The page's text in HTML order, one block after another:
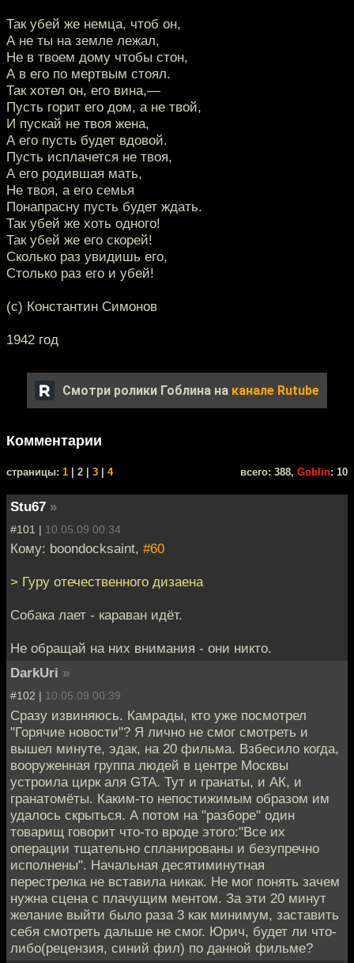
Так убей же немца, чтоб он,
А не ты на земле лежал,
Не в твоем дому чтобы стон,
А в его по мертвым стоял.
Так хотел он, его вина,—
Пусть горит его дом, а не твой,
И пускай не твоя жена,
А его пусть будет вдовой.
Пусть исплачется не твоя,
А его родившая мать,
Не твоя, а его семья
Понапрасну пусть будет ждать.
Так убей же хоть одного!
Так убей же его скорей!
Сколько раз увидишь его,
Столько раз его и убей!
(с) Константин Симонов
1942 год
Смотри ролики Гоблина на канале Rutube
Комментарии
cтраницы: 1 | 2 | 3 4 всего: 388, Goblin: 10
Stu67 »
#101 | 10.05.09 00:34
Кому: boondocksaint, #60
> Гуру отечественного дизаена
Собака лает - караван идёт.
Не обращай на них внимания - они никто.
DarkUri »
#102 | 10.05.09 00:39
Сразу извиняюсь. Камрады, кто уже посмотрел
"Горячие новости"? Я лично не смог смотреть и
вышел минуте, эдак, на 20 фильма. Взбесило когда,
вооруженная группа людей в центре Москвы
устроила цирк аля GTA. Тут и гранаты, и АК, и
гранатомёты. Каким-то непостижимым образом им
удалось скрыться. А потом на "разборе" один
товарищ говорит что-то вроде этого:"Все их
операции тщательно спланированы и безупречно
исполнены". Начальная десятиминутная
перестрелка не вставила никак. Не мог понять зачем
нужна сцена с плачущим ментом. За эти 20 минут
желание выйти было раза 3 как минимум, заставить
себя смотреть дальше не смог. Юрич, будет ли что-
либо(рецензия, синий фил) по данной фильме?